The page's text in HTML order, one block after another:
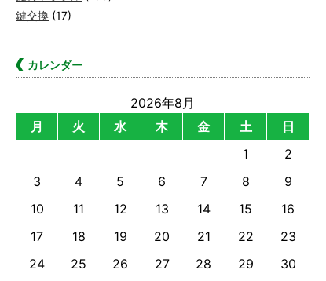
鍵交換 (17)
カレンダー
2026年8月
月
火 水 木 金 土
日
1
2
3
4 5 6 7 8
9
10
11 12 13 14 15
16
17
18 19 20 21 22
23
24
25 26 27 28 29
30